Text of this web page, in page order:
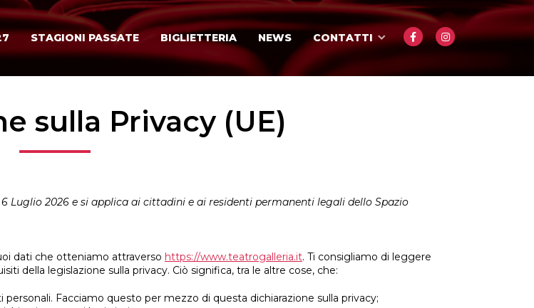
STAGIONI PASSATE BIGLIETTERIA NEWS CONTATTI
sulla Privacy (UE)
2026 e si applica ai cittadini e ai residenti permanenti legali dello Spazio
dati che otteniamo attraverso https://www.teatrogalleria.it. Ti consigliamo di leggere
della legislazione sulla privacy. Ciò significa, tra le altre cose, che:
Facciamo questo per mezzo di questa dichiarazione sulla privacy;